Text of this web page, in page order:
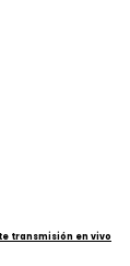
transmisión en vivo